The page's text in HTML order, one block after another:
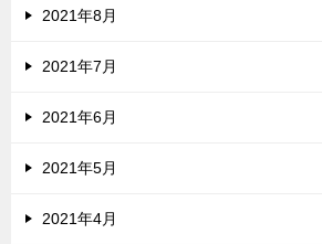
2021年8月
2021年7月
2021年6月
2021年5月
2021年4月